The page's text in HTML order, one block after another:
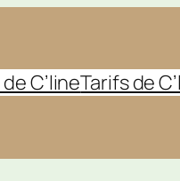
C’lineTarifs de